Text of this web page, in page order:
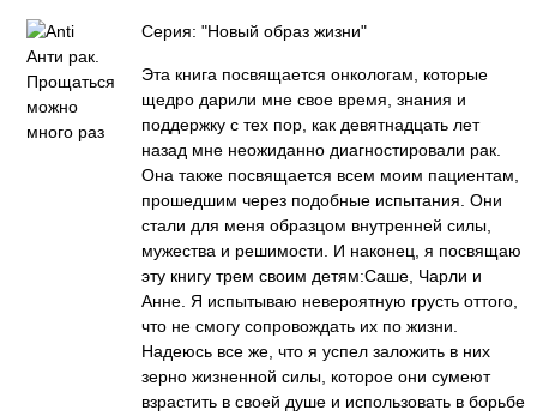
Серия: "Новый образ жизни"
Эта книга посвящается онкологам, которые
щедро дарили мне свое время, знания и
поддержку с тех пор, как девятнадцать лет
назад мне неожиданно диагностировали рак.
Она также посвящается всем моим пациентам,
прошедшим через подобные испытания. Они
стали для меня образцом внутренней силы,
мужества и решимости. И наконец, я посвящаю
эту книгу трем своим детям:Саше, Чарли и
Анне. Я испытываю невероятную грусть оттого,
что не смогу сопровождать их по жизни.
Надеюсь все же, что я успел заложить в них
зерно жизненной силы, которое они сумеют
взрастить в своей душе и использовать в борьбе